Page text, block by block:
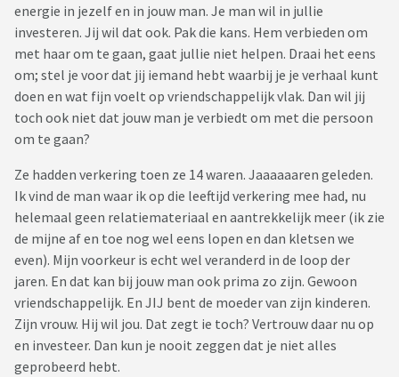
energie in jezelf en in jouw man. Je man wil in jullie
investeren. Jij wil dat ook. Pak die kans. Hem verbieden om
met haar om te gaan, gaat jullie niet helpen. Draai het eens
om; stel je voor dat jij iemand hebt waarbij je je verhaal kunt
doen en wat fijn voelt op vriendschappelijk vlak. Dan wil jij
toch ook niet dat jouw man je verbiedt om met die persoon
om te gaan?
Ze hadden verkering toen ze 14 waren. Jaaaaaaren geleden.
Ik vind de man waar ik op die leeftijd verkering mee had, nu
helemaal geen relatiemateriaal en aantrekkelijk meer (ik zie
de mijne af en toe nog wel eens lopen en dan kletsen we
even). Mijn voorkeur is echt wel veranderd in de loop der
jaren. En dat kan bij jouw man ook prima zo zijn. Gewoon
vriendschappelijk. En JIJ bent de moeder van zijn kinderen.
Zijn vrouw. Hij wil jou. Dat zegt ie toch? Vertrouw daar nu op
en investeer. Dan kun je nooit zeggen dat je niet alles
geprobeerd hebt.